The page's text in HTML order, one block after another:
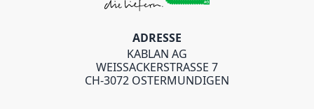
ADRESSE
KABLAN AG
WEISSACKERSTRASSE 7
CH-3072 OSTERMUNDIGEN